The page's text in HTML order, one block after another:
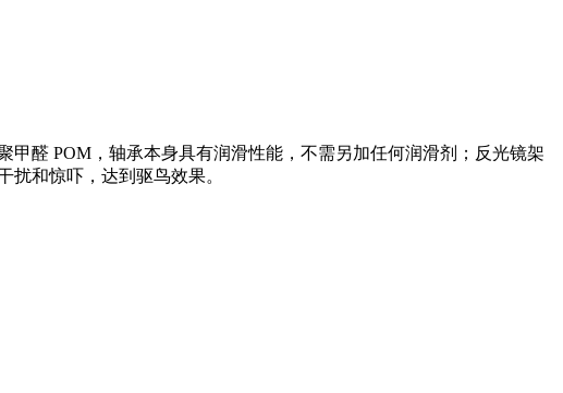
醛 POM，轴承本身具有润滑性能，不需另加任何润滑剂；反光镜架
和惊吓，达到驱鸟效果。